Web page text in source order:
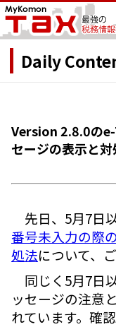
Daily
Version 2.8.0の
セージの表示と
先日、5月7日
番号未入力の際
処法について、
同じく5月7日
ッセージの注意
れています。確